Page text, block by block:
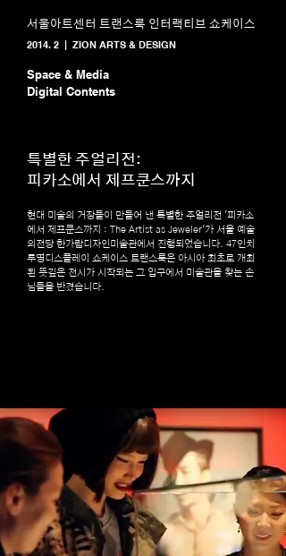
서울아트센터 트랜스룩 인터랙티브 쇼케이스
2014. 2 | ZION ARTS & DESIGN
Space & Media
Digital Contents
특별한 주얼리전:
피카소에서 제프쿤스까지
현대 미술의 거장들이 만들어 낸 특별한 주얼리전 '피카소
에서 제프쿤스까지 : The Artist as Jeweler'가 서울 예술
의전당 한가람디자인미술관에서 진행되었습니다. 47인치
투명디스플레이 쇼케이스 트랜스룩은 아시아 최초로 개최
된 뜻깊은 전시가 시작되는 그 입구에서 미술관을 찾는 손
님들을 반겼습니다.